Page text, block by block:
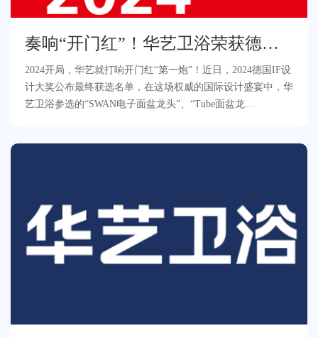
奏响“开门红”！华艺卫浴荣获德国
IF设计大奖！
2024开局，华艺就打响开门红“第一炮”！近日，2024德国IF设
计大奖公布最终获选名单，在这场权威的国际设计盛宴中，华
艺卫浴参选的“SWAN电子面盆龙头”、“Tube面盆龙